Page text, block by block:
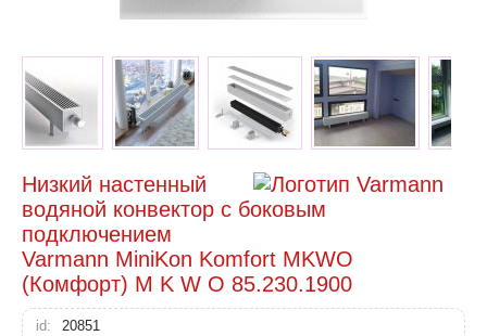
Низкий настенный
водяной конвектор с боковым
подключением
Varmann MiniKon Komfort MKWO
(Комфорт) M K W O 85.230.1900
id:
20851